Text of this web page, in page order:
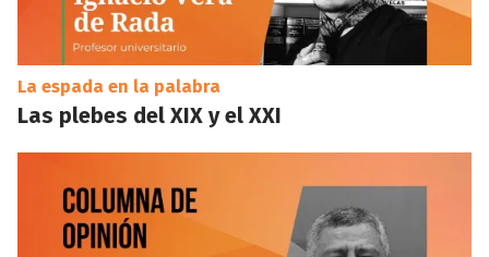
La espada en la palabra
Las plebes del XIX y el XXI